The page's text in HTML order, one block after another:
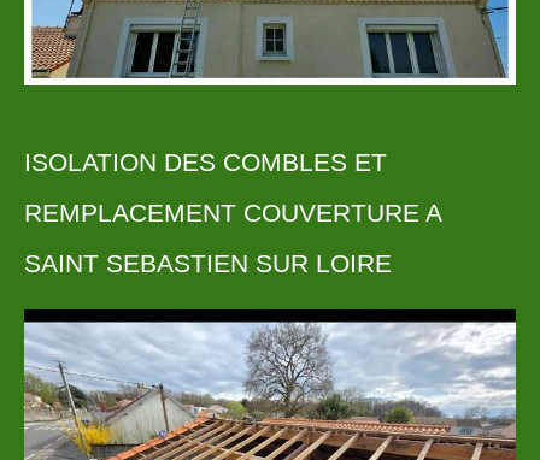
ISOLATION DES COMBLES ET
REMPLACEMENT COUVERTURE A
SAINT SEBASTIEN SUR LOIRE